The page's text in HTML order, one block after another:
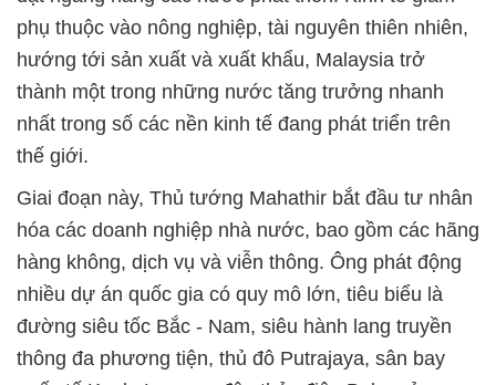
phụ thuộc vào nông nghiệp, tài nguyên thiên nhiên,
hướng tới sản xuất và xuất khẩu, Malaysia trở
thành một trong những nước tăng trưởng nhanh
nhất trong số các nền kinh tế đang phát triển trên
thế giới.
Giai đoạn này, Thủ tướng Mahathir bắt đầu tư nhân
hóa các doanh nghiệp nhà nước, bao gồm các hãng
hàng không, dịch vụ và viễn thông. Ông phát động
nhiều dự án quốc gia có quy mô lớn, tiêu biểu là
đường siêu tốc Bắc - Nam, siêu hành lang truyền
thông đa phương tiện, thủ đô Putrajaya, sân bay